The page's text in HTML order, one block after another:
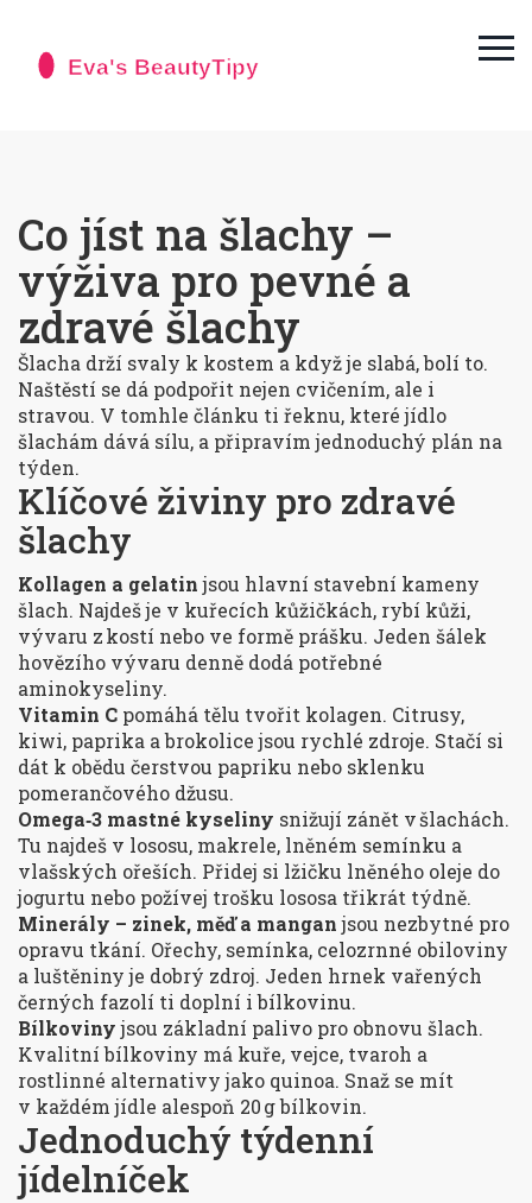
Co jíst na šlachy –
výživa pro pevné a
zdravé šlachy
Šlacha drží svaly k kostem a když je slabá, bolí to.
Naštěstí se dá podpořit nejen cvičením, ale i
stravou. V tomhle článku ti řeknu, které jídlo
šlachám dává sílu, a připravím jednoduchý plán na
týden.
Klíčové živiny pro zdravé
šlachy
Kollagen a gelatinjsou hlavní stavební kameny
šlach. Najdeš je v kuřecích kůžičkách, rybí kůži,
vývaru z kostí nebo ve formě prášku. Jeden šálek
hovězího vývaru denně dodá potřebné
aminokyseliny.
Vitamin C pomáhá tělu tvořit kolagen. Citrusy,
kiwi, paprika a brokolice jsou rychlé zdroje. Stačí si
dát k obědu čerstvou papriku nebo sklenku
pomerančového džusu.
Omega‑3 mastné kyseliny snižují zánět v šlachách.
Tu najdeš v lososu, makrele, lněném semínku a
vlašských ořeších. Přidej si lžičku lněného oleje do
jogurtu nebo požívej trošku lososa třikrát týdně.
Minerály – zinek, měď a manganjsou nezbytné pro
opravu tkání. Ořechy, semínka, celozrnné obiloviny
a luštěniny je dobrý zdroj. Jeden hrnek vařených
černých fazolí ti doplní i bílkovinu.
Bílkovinyjsou základní palivo pro obnovu šlach.
Kvalitní bílkoviny má kuře, vejce, tvaroh a
rostlinné alternativy jako quinoa. Snaž se mít
v každém jídle alespoň 20 g bílkovin.
Jednoduchý týdenní
jídelníček